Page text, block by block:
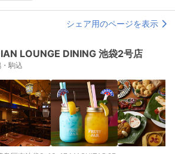
シェア用のページを表示
LOUNGE DINING 池袋2号店
駒込